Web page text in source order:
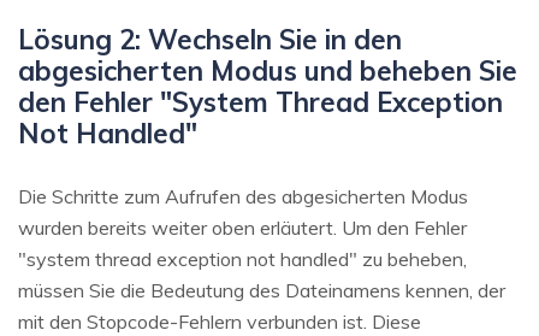
Lösung 2: Wechseln Sie in den
abgesicherten Modus und beheben Sie
den Fehler "System Thread Exception
Not Handled"
Die Schritte zum Aufrufen des abgesicherten Modus
wurden bereits weiter oben erläutert. Um den Fehler
"system thread exception not handled" zu beheben,
müssen Sie die Bedeutung des Dateinamens kennen, der
mit den Stopcode-Fehlern verbunden ist. Diese